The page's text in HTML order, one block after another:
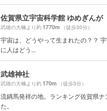
佐賀県立宇宙科学館 ゆめぎんが
武雄の大楠より約1770m （徒歩30分）
宇宙は、どうやって生まれたの？？
に人はどう...
武雄神社
武雄の大楠より約170m （徒歩3分）
流鏑馬発祥の地。ランキング佐賀県
た。